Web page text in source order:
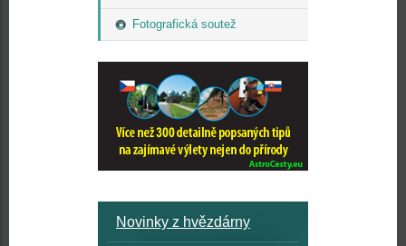
Fotografická soutež
Novinky z hvězdárny